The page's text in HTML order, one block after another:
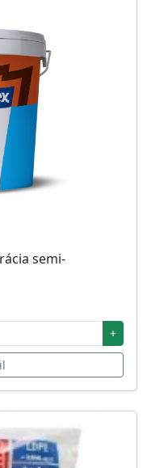
semi-
+